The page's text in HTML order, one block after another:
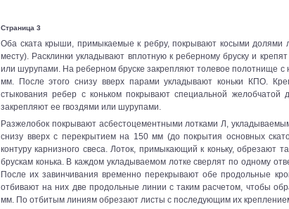
Страница 3
Оба ската крыши, примыкаемые к ребру, покрывают косыми
месту). Расклинки укладывают вплотную к реберному бруску и
или шурупами. На реберном бруске закрепляют толевое полотнище
мм. После этого снизу вверх парами укладывают коньки КПО.
стыкования ребер с коньком покрывают специальной желобчатой
закрепляют ее гвоздями или шурупами.
Разжелобок покрывают асбестоцементными лотками Л,
снизу вверх с перекрытием на 150 мм (до покрытия основных
контуру карнизного свеса. Лоток, примыкающий к коньку, обрезают
брускам конька. В каждом укладываемом лотке сверлят по одному
После их завинчивания временно перекрывают обе продольные
отбивают на них две продольные линии с таким расчетом, чтобы
мм. По отбитым линиям обрезают листы с последующим их